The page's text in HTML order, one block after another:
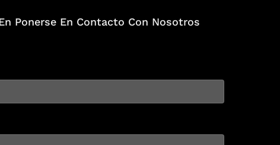
Ponerse En Contacto Con Nosotros